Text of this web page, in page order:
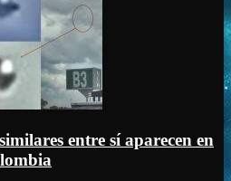
entre sí aparecen en